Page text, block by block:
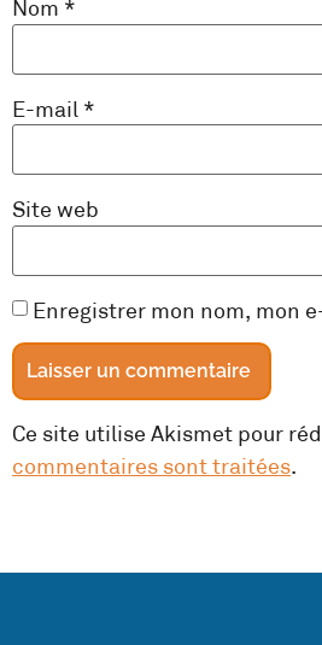
Nom *
E-mail *
Site web
Enregistrer mon nom, mon
Ce site utilise Akismet pour
commentaires sont traitées.